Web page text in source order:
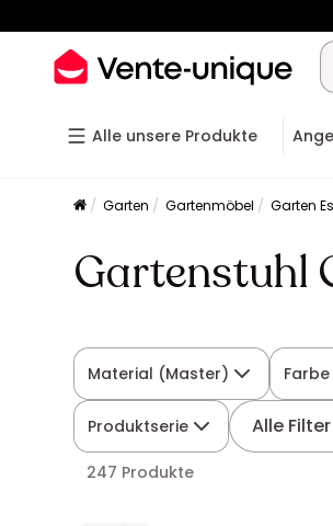
Alle unsere Produkte
Garten Gartenmöbel Garten
Gartenstuhl
Material (Master)
Produktserie Alle Filter
247 Produkte